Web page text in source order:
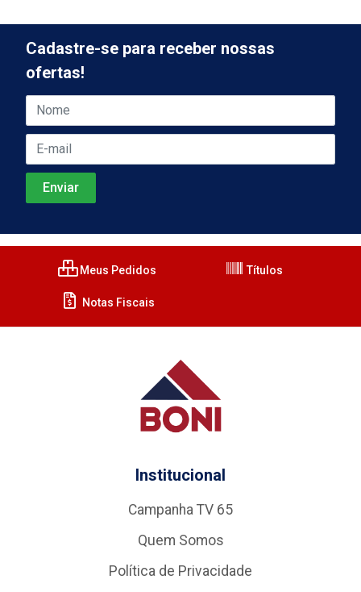
Cadastre-se para receber nossas
ofertas!
Meus Pedidos Títulos
Notas Fiscais
Institucional
Campanha TV 65
Quem Somos
Política de Privacidade